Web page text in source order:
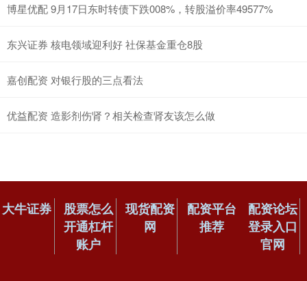
博星优配 9月17日东时转债下跌008%，转股溢价率49577%
东兴证券 核电领域迎利好 社保基金重仓8股
嘉创配资 对银行股的三点看法
优益配资 造影剂伤肾？相关检查肾友该怎么做
大牛证券
股票怎么
开通杠杆
账户
现货配资
网
配资平台
推荐
配资论坛
登录入口
官网